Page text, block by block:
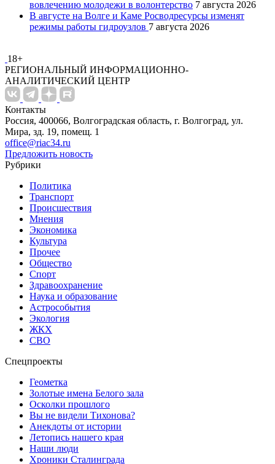
вовлечению молодежи в волонтерство 7 августа 2026
В августе на Волге и Каме Росводресурсы изменят
режимы работы гидроузлов 7 августа 2026
18+
РЕГИОНАЛЬНЫЙ ИНФОРМАЦИОННО-
АНАЛИТИЧЕСКИЙ ЦЕНТР
Контакты
Россия, 400066, Волгоградская область, г. Волгоград, ул.
Мира, зд. 19, помещ. 1
office@riac34.ru
Предложить новость
Рубрики
Политика
Транспорт
Происшествия
Мнения
Экономика
Культура
Прочее
Общество
Спорт
Здравоохранение
Наука и образование
Астрособытия
Экология
ЖКХ
СВО
Спецпроекты
Геометка
Золотые имена Белого зала
Осколки прошлого
Вы не видели Тихонова?
Анекдоты от истории
Летопись нашего края
Наши люди
Хроники Сталинграда